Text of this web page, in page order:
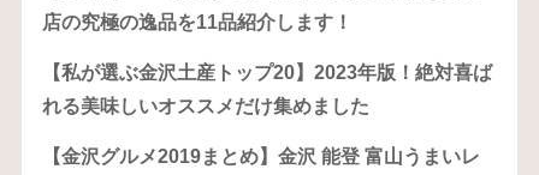
店の究極の逸品を11品紹介します！
【私が選ぶ金沢土産トップ20】2023年版！絶対喜ば
れる美味しいオススメだけ集めました
【金沢グルメ2019まとめ】金沢 能登 富山うまいレ